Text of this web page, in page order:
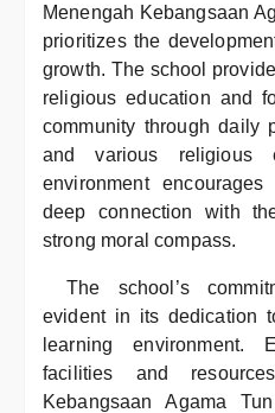
Menengah Kebangsaan
prioritizes the
growth. The school
religious education and
community through daily
and various religious
environment
deep connection with
strong moral compass.
The school’s
evident in its dedication
learning environment.
facilities and
Kebangsaan Agama